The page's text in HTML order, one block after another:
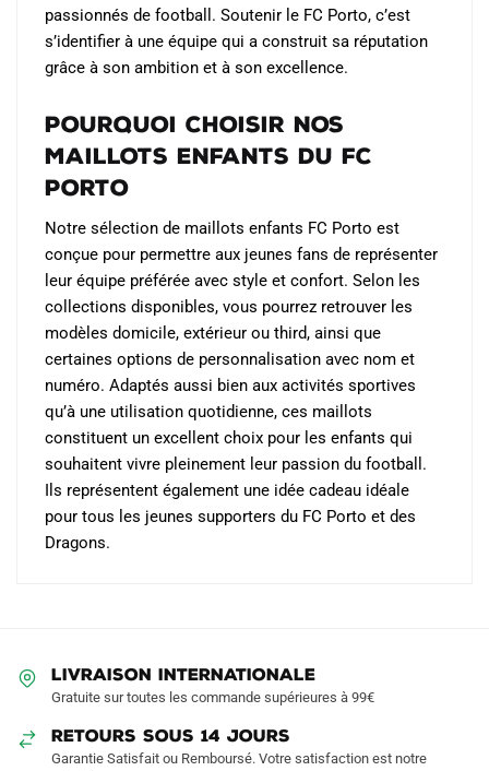
passionnés de football. Soutenir le FC Porto, c’est
s’identifier à une équipe qui a construit sa réputation
grâce à son ambition et à son excellence.
Pourquoi choisir nos
maillots enfants du FC
Porto
Notre sélection de maillots enfants FC Porto est
conçue pour permettre aux jeunes fans de représenter
leur équipe préférée avec style et confort. Selon les
collections disponibles, vous pourrez retrouver les
modèles domicile, extérieur ou third, ainsi que
certaines options de personnalisation avec nom et
numéro. Adaptés aussi bien aux activités sportives
qu’à une utilisation quotidienne, ces maillots
constituent un excellent choix pour les enfants qui
souhaitent vivre pleinement leur passion du football.
Ils représentent également une idée cadeau idéale
pour tous les jeunes supporters du FC Porto et des
Dragons.
LIVRAISON INTERNATIONALE
Gratuite sur toutes les commande supérieures à 99€
RETOURS SOUS 14 JOURS
Garantie Satisfait ou Remboursé. Votre satisfaction est notre